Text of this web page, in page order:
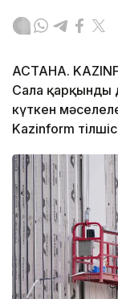
АСТАНА.
Сала қарқынды
күткен
Kazinform